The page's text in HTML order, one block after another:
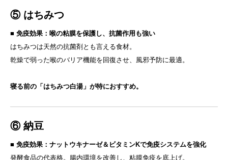
⑤ はちみつ
■ 免疫効果：喉の粘膜を保護し、抗菌作用も強い
はちみつは天然の抗菌剤とも言える食材。
乾燥で弱った喉のバリア機能を回復させ、風邪予防に最適。
寝る前の「はちみつ白湯」が特におすすめ。
⑥ 納豆
■ 免疫効果：ナットウキナーゼ＆ビタミンKで免疫システムを強化
発酵食品の代表格。腸内環境を改善し、粘膜免疫を底上げ。